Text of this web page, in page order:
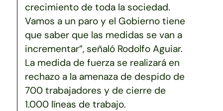
crecimiento de toda la sociedad.
Vamos a un paro y el Gobierno tiene
que saber que las medidas se van a
incrementar”, señaló Rodolfo Aguiar.
La medida de fuerza se realizará en
rechazo a la amenaza de despido de
700 trabajadores y de cierre de
1.000 líneas de trabajo.